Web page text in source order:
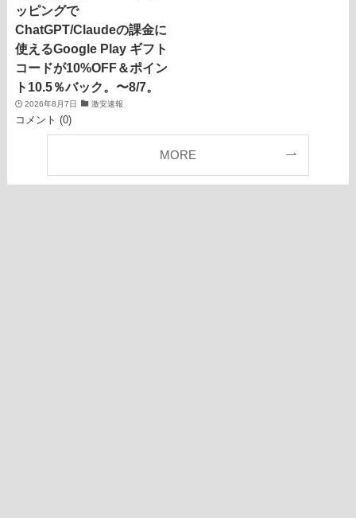
ッピングで
ChatGPT/Claudeの課金に
使えるGoogle Play ギフト
コードが10%OFF＆ポイン
ト10.5％バック。〜8/7。
2026年8月7日 激安速報
コメント (0)
MORE